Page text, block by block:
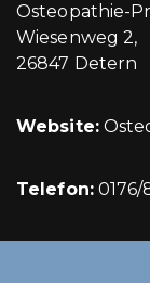
Osteopathie-
Wiesenweg 2,
26847 Detern
Website:
Telefon:0176/